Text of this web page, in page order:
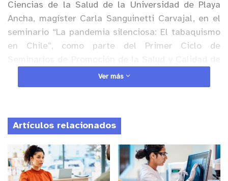
Ciencias de la Salud de la Universidad de Playa
Ancha, magíster Carla Sanguinetti Carvajal, en el
seminario “La pandemia silenciosa: El tabaquismo
en Chile”, como parte del Primer Ciclo de
Vida 2021, organizado por el Equipo Gestor de
Promoción de la Salud y Calidad de Vida de la
Anuncio Patrocinado
Para los que aún creen que el consumo de tabaco
no es perjudicial, la académica sostuvo que en
nuestro país 51 mil 450 personas presentan
Ver más
Artículos relacionados